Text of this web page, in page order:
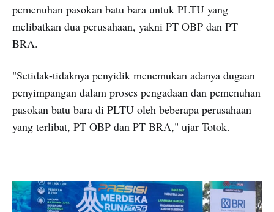
pemenuhan pasokan batu bara untuk PLTU yang
melibatkan dua perusahaan, yakni PT OBP dan PT
BRA.
"Setidak-tidaknya penyidik menemukan adanya dugaan
penyimpangan dalam proses pengadaan dan pemenuhan
pasokan batu bara di PLTU oleh beberapa perusahaan
yang terlibat, PT OBP dan PT BRA," ujar Totok.